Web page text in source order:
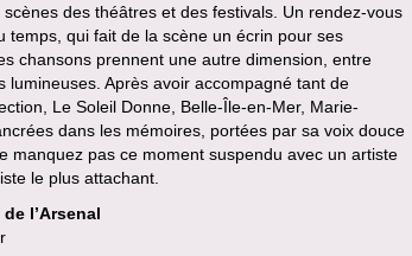
des théâtres et des festivals. Un rendez-vous
temps, qui fait de la scène un écrin pour ses
chansons prennent une autre dimension, entre
lumineuses. Après avoir accompagné tant de
Le Soleil Donne, Belle-Île-en-Mer, Marie-
dans les mémoires, portées par sa voix douce
manquez pas ce moment suspendu avec un artiste
le plus attachant.
l’Arsenal